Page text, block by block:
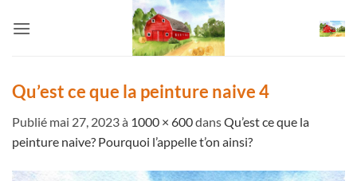
Qu’est ce que la peinture naive 4
Publié mai 27, 2023à 1000 × 600dansQu’est ce que la
peinture naive? Pourquoi l’appelle t’on ainsi?